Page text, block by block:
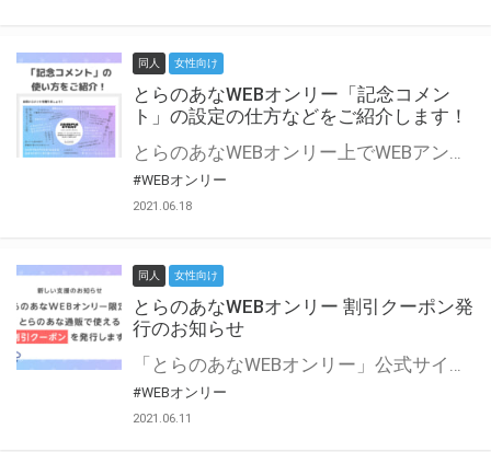
同人 女性向け
とらのあなWEBオンリー「記念コメン
ト」の設定の仕方などをご紹介します！
とらのあなWEBオンリー上でWEBアンソロジーが作成できる「記念コメント」について、その使い方や作成手順を解説します！ 支援タイプを「サークル参加型」「サークル参加型・マルシェ(イベント会場)機能付き」でお申し込みいただいている主催者様はぜひご活用ください♪ とらのあなWEBオンリーサイトはこちら
#WEBオンリー
2021.06.18
同人 女性向け
とらのあなWEBオンリー 割引クーポン発
行のお知らせ
「とらのあなWEBオンリー」公式サイトでとらのあな通販の「割引クーポン」を配布中！ イベントごとに開催当日限定で使える割引クーポンのシリアルコードを発行します。 とらのあなWEBオンリーのページをチェックして、イベント当日にお得にお買い物を楽しみましょう♪ ※本キャンペーンは予告なく終了する場合がございます。 とらのあなWEBオンリーサイトはこちら
#WEBオンリー
2021.06.11